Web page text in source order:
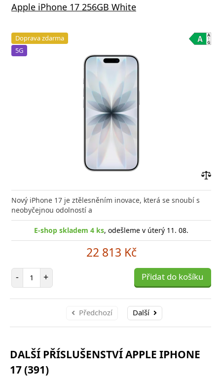
Apple iPhone 17 256GB White
Doprava zdarma
5G
Nový iPhone 17 je ztělesněním inovace, která se snoubí s
neobyčejnou odolností a
E-shop skladem 4 ks, odešleme v úterý 11. 08.
22 813 Kč
- Počet položek
+ Přidat do košíku
Předchozí Další
DALŠÍ PŘÍSLUŠENSTVÍ APPLE IPHONE
17 (391)